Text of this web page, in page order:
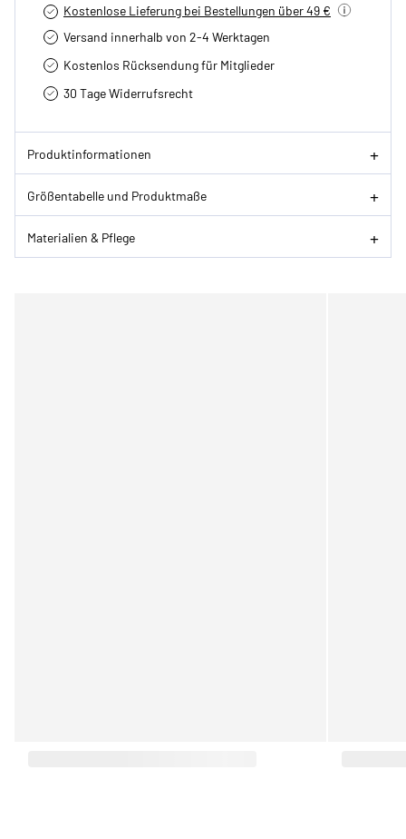
Kostenlose Lieferung bei Bestellungen über 49 €
Versand innerhalb von 2-4 Werktagen
Kostenlos Rücksendung für Mitglieder
30 Tage Widerrufsrecht
Produktinformationen
Größentabelle und Produktmaße
Materialien & Pflege